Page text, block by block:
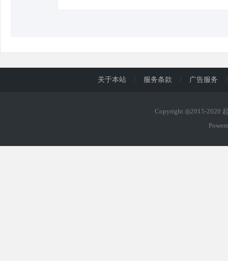
关于本站 / 服务条款 / 广告服务 /
Copyright ◎2015-2020